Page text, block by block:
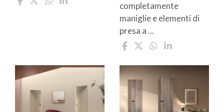
completamente
maniglie e elementi di
presa a ...